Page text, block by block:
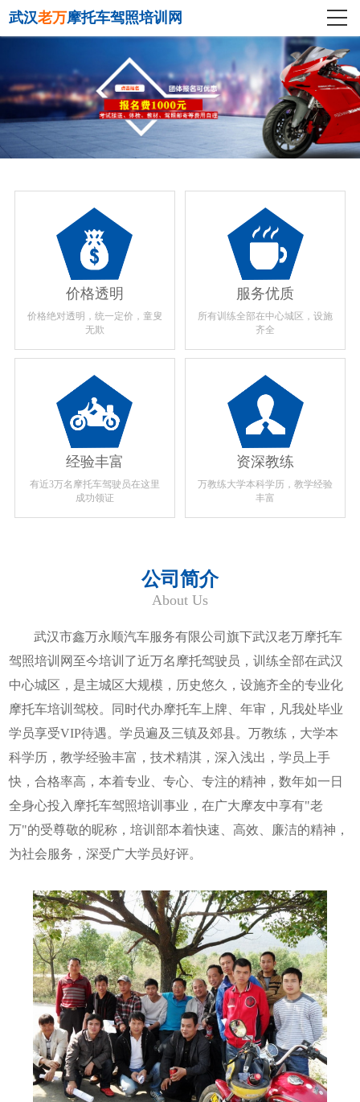
武汉老万摩托车驾照培训网
价格透明
价格绝对透明，统一定价，童叟
无欺
服务优质
所有训练全部在中心城区，设施
齐全
经验丰富
有近3万名摩托车驾驶员在这里
成功领证
资深教练
万教练大学本科学历，教学经验
丰富
公司简介
About Us
武汉市鑫万永顺汽车服务有限公司旗下武汉老万摩托车
驾照培训网至今培训了近万名摩托驾驶员，训练全部在武汉
中心城区，是主城区大规模，历史悠久，设施齐全的专业化
摩托车培训驾校。同时代办摩托车上牌、年审，凡我处毕业
学员享受VIP待遇。学员遍及三镇及郊县。万教练，大学本
科学历，教学经验丰富，技术精淇，深入浅出，学员上手
快，合格率高，本着专业、专心、专注的精神，数年如一日
全身心投入摩托车驾照培训事业，在广大摩友中享有"老
万"的受尊敬的昵称，培训部本着快速、高效、廉洁的精神，
为社会服务，深受广大学员好评。